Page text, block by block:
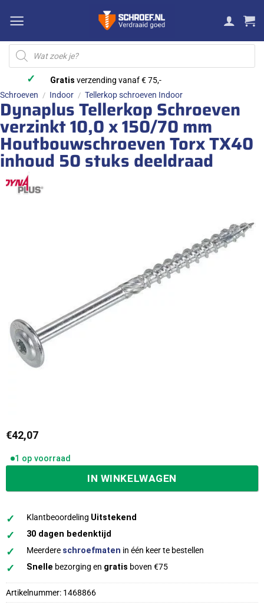
naar
inhoud
Producten
zoeken
✓ Gratis verzending vanaf € 75,-
Schroeven / Indoor / Tellerkop schroeven Indoor
Dynaplus Tellerkop Schroeven
verzinkt 10,0 x 150/70 mm
Houtbouwschroeven Torx TX40
inhoud 50 stuks deeldraad
€42,07
1 op voorraad
IN WINKELWAGEN
✓ Klantbeoordeling Uitstekend
✓ 30 dagen bedenktijd
✓ Meerdere schroefmaten in één keer te bestellen
✓ Snelle bezorging en gratis boven €75
Artikelnummer: 1468866